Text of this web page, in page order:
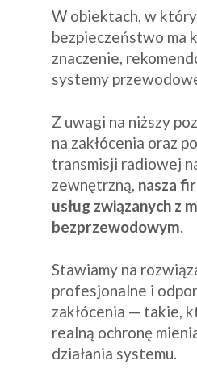
W obiektach, w
bezpieczeństwo ma
znaczenie,
systemy
Z uwagi na niższy
na zakłócenia oraz
transmisji radiowej
zewnętrzną, nasza
usług związanych z
bezprzewodowym
Stawiamy na
profesjonalne i
zakłócenia — takie,
realną ochronę
działania systemu.